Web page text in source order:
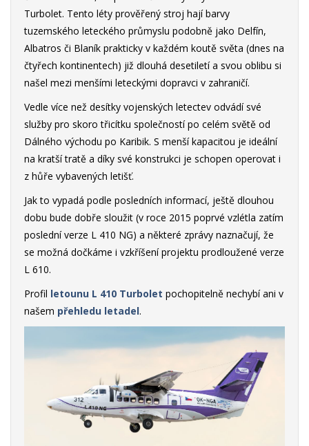
Turbolet. Tento léty prověřený stroj hají barvy
tuzemského leteckého průmyslu podobně jako Delfín,
Albatros či Blaník prakticky v každém koutě světa (dnes na
čtyřech kontinentech) již dlouhá desetiletí a svou oblibu si
našel mezi menšími leteckými dopravci v zahraničí.
Vedle více než desítky vojenských letectev odvádí své
služby pro skoro třicítku společností po celém světě od
Dálného východu po Karibik. S menší kapacitou je ideální
na kratší tratě a díky své konstrukci je schopen operovat i
z hůře vybavených letišť.
Jak to vypadá podle posledních informací, ještě dlouhou
dobu bude dobře sloužit (v roce 2015 poprvé vzlétla zatím
poslední verze L 410 NG) a některé zprávy naznačují, že
se možná dočkáme i vzkříšení projektu prodloužené verze
L 610.
Profil letounu L 410 Turbolet pochopitelně nechybí ani v
našem přehledu letadel.